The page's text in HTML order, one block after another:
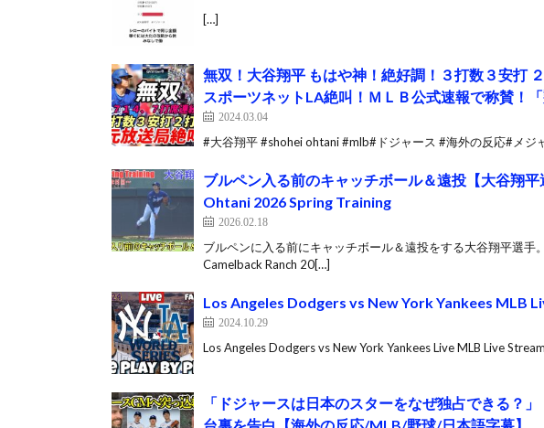
[…]
無双！大谷翔平 もはや神！絶好調！３打数３安打
スポーツネットLA絶叫！ＭＬＢ公式速報で称賛！
2024.03.04
#大谷翔平 #shohei ohtani #mlb#ドジャース #海外の反応#メジ
ブルペン入る前のキャッチボール＆遠投【大谷翔
Ohtani 2026 Spring Training
2026.02.18
ブルペンに入る前にキャッチボール＆遠投をする大谷翔平選手
Camelback Ranch 20[…]
Los Angeles Dodgers vs New York Yankees MLB
2024.10.29
Los Angeles Dodgers vs New York Yankees Live MLB Live
「ドジャースは日本のスターをなぜ独占できる？